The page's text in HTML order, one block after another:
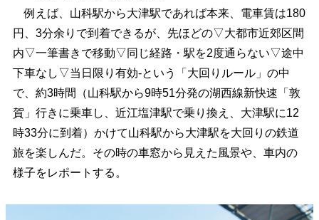
例えば、山科駅から大津駅であれば本来、電車賃は180
円、3分余りで到着できるが、先ほどの▽大都市近郊区間
内▽一筆書きで移動▽同じ経路・駅を2度通らない▽途中
下車なし▽当日限り有効-という「大回りルール」の中
で、約3時間（山科駅から9時51分発の湖西線新快速「敦
賀」行きに乗車し、近江塩津駅で乗り換え、大津駅に12
時33分に到着）かけて山科駅から大津駅を大回りの鉄道
旅を楽しんだ。その時の車窓から見えた風景や、車内の
様子をレポートする。